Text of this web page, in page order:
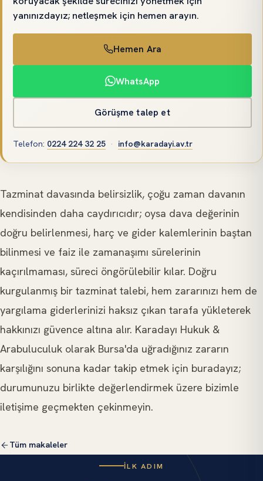
yanınızdayız; netleşmek için hemen arayın.
Hemen Ara
WhatsApp
Görüşme talep et
Telefon: 0224 224 32 25 · info@karadayi.av.tr
Tazminat davasında belirsizlik, çoğu zaman davanın
kendisinden daha caydırıcıdır; oysa dava değerinin
doğru belirlenmesi, harç ve gider kalemlerinin baştan
bilinmesi ve faiz ile zamanaşımı sürelerinin
kaçırılmaması, süreci öngörülebilir kılar. Doğru
kurgulanmış bir tazminat talebi, hem zararınızı hem de
yargılama giderlerinizi haksız çıkan tarafa yükleterek
hakkınızı güvence altına alır. Karadayı Hukuk &
Arabuluculuk olarak Bursa'da uğradığınız zararın
karşılığını sonuna kadar takip etmek için buradayız;
durumunuzu birlikte değerlendirmek üzere bizimle
iletişime geçmekten çekinmeyin.
Tüm makaleler
İLK ADIM